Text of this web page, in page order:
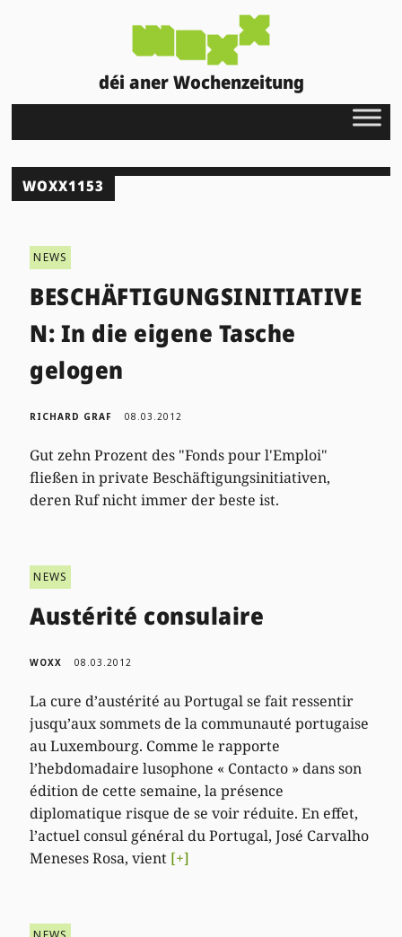
déi aner Wochenzeitung
WOXX1153
NEWS
BESCHÄFTIGUNGSINITIATIVE
N: In die eigene Tasche
gelogen
RICHARD GRAF 08.03.2012
Gut zehn Prozent des "Fonds pour l'Emploi"
fließen in private Beschäftigungsinitiativen,
deren Ruf nicht immer der beste ist.
NEWS
Austérité consulaire
WOXX 08.03.2012
La cure d’austérité au Portugal se fait ressentir
jusqu’aux sommets de la communauté portugaise
au Luxembourg. Comme le rapporte
l’hebdomadaire lusophone « Contacto » dans son
édition de cette semaine, la présence
diplomatique risque de se voir réduite. En effet,
l’actuel consul général du Portugal, José Carvalho
Meneses Rosa, vient [+]